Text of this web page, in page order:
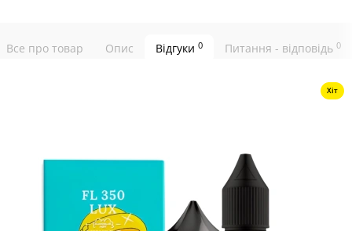
Все про товар Опис Відгуки 0 Питання - відповідь 0
Хіт